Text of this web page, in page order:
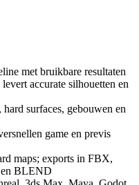
met bruikbare resultaten
accurate silhouetten en
surfaces, gebouwen en
game en previs
maps; exports in FBX,
BLEND